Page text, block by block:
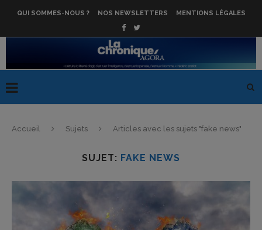
QUI SOMMES-NOUS ? NOS NEWSLETTERS MENTIONS LÉGALES
Accueil Sujets Articles avec les sujets "fake news"
SUJET: FAKE NEWS